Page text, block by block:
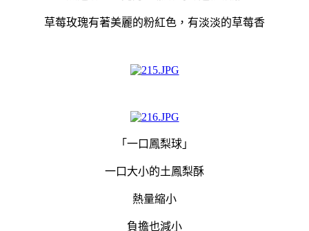
草莓玫瑰有著美麗的粉紅色，有淡淡的草莓香
「一口鳳梨球」
一口大小的土鳳梨酥
熱量縮小
負擔也減小